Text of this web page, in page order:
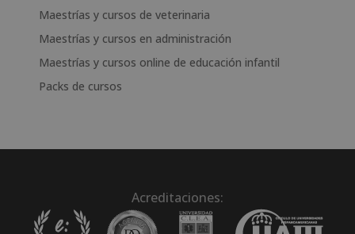
Maestrías y cursos de veterinaria
Maestrías y cursos en administración
Maestrías y cursos online de educación infantil
Packs de cursos
Acreditaciones: